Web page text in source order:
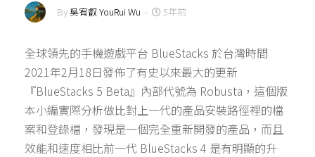
By吳宥叡 YouRui Wu - 5年前
全球領先的手機遊戲平台 BlueStacks 於台灣時間
2021年2月18日發佈了有史以來最大的更新
『BlueStacks 5 Beta』內部代號為 Robusta，這個版
本小編實際分析做比對上一代的產品安裝路徑裡的檔
案和登錄檔，發現是一個完全重新開發的產品，而且
效能和速度相比前一代 BlueStacks 4 是有明顯的升